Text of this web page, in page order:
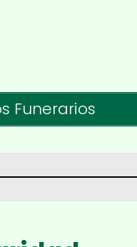
Funerarios